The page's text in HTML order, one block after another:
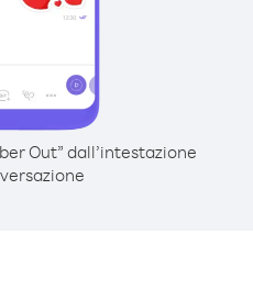
Out” dall’intestazione